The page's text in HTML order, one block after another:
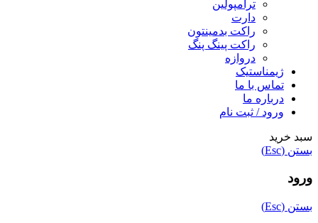
ترامپولین
دارت
راکت بدمینتون
راکت پینگ پنگ
دروازه
ژیمناستیک
تماس با ما
درباره ما
ورود / ثبت نام
سبد خرید
بستن (Esc)
ورود
بستن (Esc)